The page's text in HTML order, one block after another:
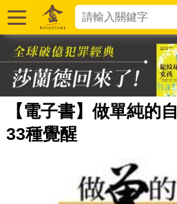
【電子書】做單純的
33種覺醒